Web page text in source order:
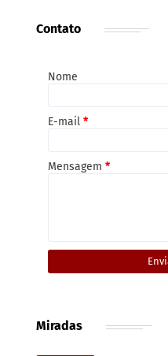
Contato
Nome
E-mail *
Mensagem *
Miradas